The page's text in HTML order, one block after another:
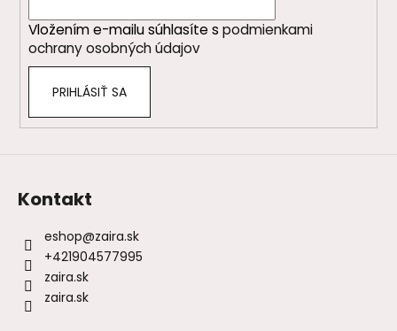
Vložením e-mailu súhlasíte s podmienkami
ochrany osobných údajov
PRIHLÁSIŤ SA
Kontakt
eshop@zaira.sk
+421904577995
zaira.sk
zaira.sk